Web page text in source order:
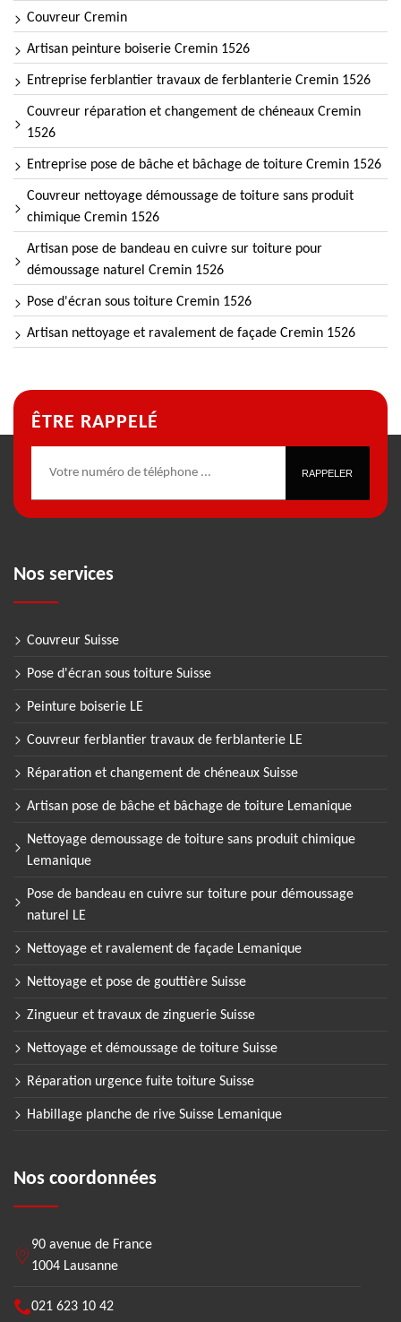
Couvreur Cremin
Artisan peinture boiserie Cremin 1526
Entreprise ferblantier travaux de ferblanterie Cremin 1526
Couvreur réparation et changement de chéneaux Cremin
1526
Entreprise pose de bâche et bâchage de toiture Cremin 1526
Couvreur nettoyage démoussage de toiture sans produit
chimique Cremin 1526
Artisan pose de bandeau en cuivre sur toiture pour
démoussage naturel Cremin 1526
Pose d'écran sous toiture Cremin 1526
Artisan nettoyage et ravalement de façade Cremin 1526
ÊTRE RAPPELÉ
Nos services
Couvreur Suisse
Pose d'écran sous toiture Suisse
Peinture boiserie LE
Couvreur ferblantier travaux de ferblanterie LE
Réparation et changement de chéneaux Suisse
Artisan pose de bâche et bâchage de toiture Lemanique
Nettoyage demoussage de toiture sans produit chimique
Lemanique
Pose de bandeau en cuivre sur toiture pour démoussage
naturel LE
Nettoyage et ravalement de façade Lemanique
Nettoyage et pose de gouttière Suisse
Zingueur et travaux de zinguerie Suisse
Nettoyage et démoussage de toiture Suisse
Réparation urgence fuite toiture Suisse
Habillage planche de rive Suisse Lemanique
Nos coordonnées
90 avenue de France
1004 Lausanne
021 623 10 42